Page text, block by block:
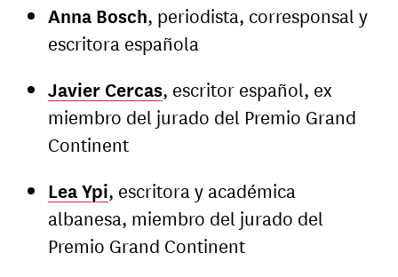
Anna Bosch, periodista, corresponsal y
escritora española
Javier Cercas, escritor español, ex
miembro del jurado del Premio Grand
Continent
Lea Ypi, escritora y académica
albanesa, miembro del jurado del
Premio Grand Continent